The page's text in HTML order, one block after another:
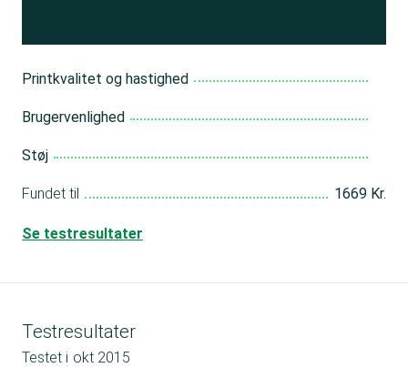
Printkvalitet og hastighed
Brugervenlighed
Støj
Fundet til 1669 Kr.
Se testresultater
Testresultater
Testet i okt 2015